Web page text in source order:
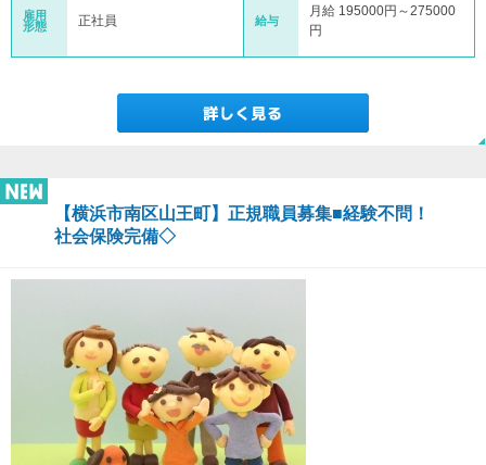
雇用
形態
正社員 給与
月給 195000円～275000
円
【横浜市南区山王町】正規職員募集■経験不問！
社会保険完備◇